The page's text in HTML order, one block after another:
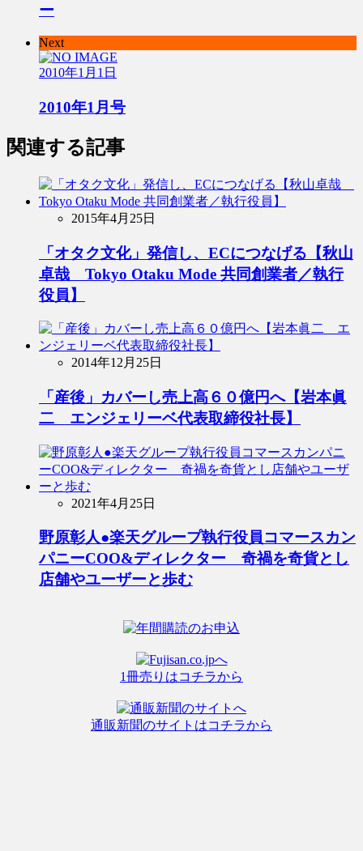
ー
Next
2010年1月1日
2010年1月号
関連する記事
2015年4月25日
「オタク文化」発信し、ECにつなげる【秋山
卓哉 Tokyo Otaku Mode 共同創業者／執行
役員】
2014年12月25日
「産後」カバーし売上高６０億円へ【岩本眞
二 エンジェリーベ代表取締役社長】
2021年4月25日
野原彰人●楽天グループ執行役員コマースカン
パニーCOO&ディレクター 奇禍を奇貨とし
店舗やユーザーと歩む
1冊売りはコチラから
通販新聞のサイトはコチラから